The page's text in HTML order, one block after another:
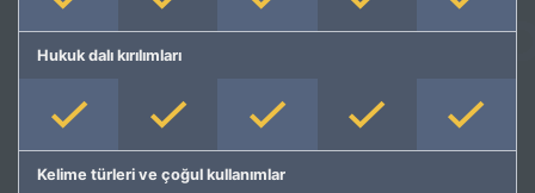
Hukuk dalı kırılımları
Kelime türleri ve çoğul kullanımlar